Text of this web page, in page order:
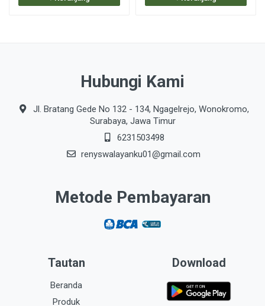
Hubungi Kami
Jl. Bratang Gede No 132 - 134, Ngagelrejo, Wonokromo,
Surabaya, Jawa Timur
6231503498
renyswalayanku01@gmail.com
Metode Pembayaran
Tautan
Beranda
Produk
Download